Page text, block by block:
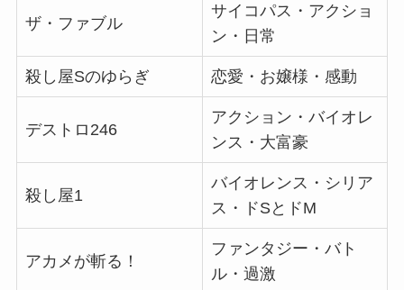
ザ・ファブル
サイコパス・アクショ
ン・日常
殺し屋Sのゆらぎ 恋愛・お嬢様・感動
デストロ246
アクション・バイオレ
ンス・大富豪
殺し屋1
バイオレンス・シリア
ス・ドSとドM
アカメが斬る！
ファンタジー・バト
ル・過激